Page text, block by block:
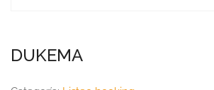
DUKEMA